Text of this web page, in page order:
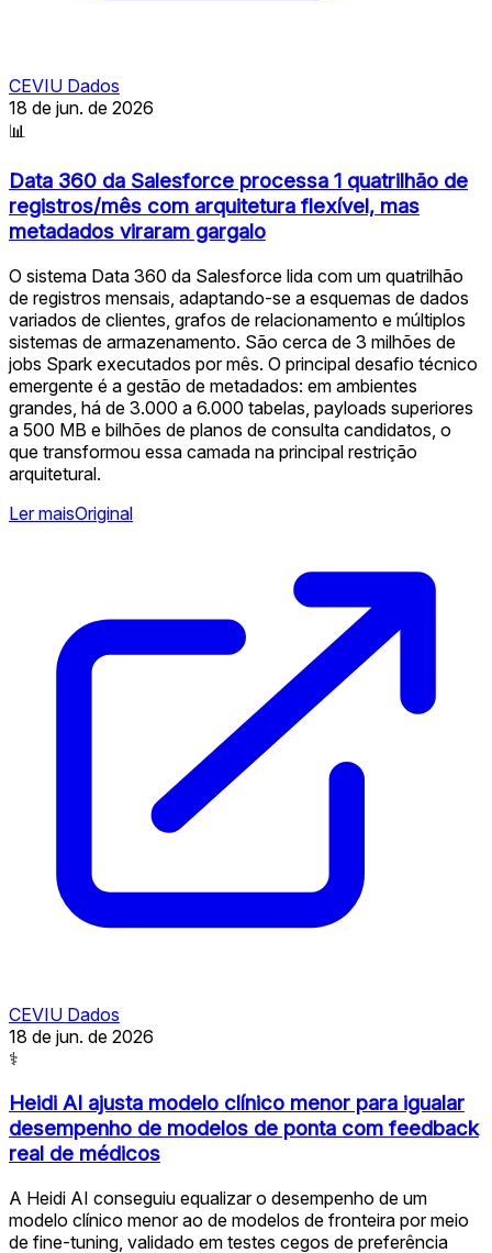
CEVIU Dados
18 de jun. de 2026
📊
Data 360 da Salesforce processa 1 quatrilhão de
registros/mês com arquitetura flexível, mas
metadados viraram gargalo
O sistema Data 360 da Salesforce lida com um quatrilhão
de registros mensais, adaptando-se a esquemas de dados
variados de clientes, grafos de relacionamento e múltiplos
sistemas de armazenamento. São cerca de 3 milhões de
jobs Spark executados por mês. O principal desafio técnico
emergente é a gestão de metadados: em ambientes
grandes, há de 3.000 a 6.000 tabelas, payloads superiores
a 500 MB e bilhões de planos de consulta candidatos, o
que transformou essa camada na principal restrição
arquitetural.
Ler maisOriginal
CEVIU Dados
18 de jun. de 2026
⚕
Heidi AI ajusta modelo clínico menor para igualar
desempenho de modelos de ponta com feedback
real de médicos
A Heidi AI conseguiu equalizar o desempenho de um
modelo clínico menor ao de modelos de fronteira por meio
de fine-tuning, validado em testes cegos de preferência